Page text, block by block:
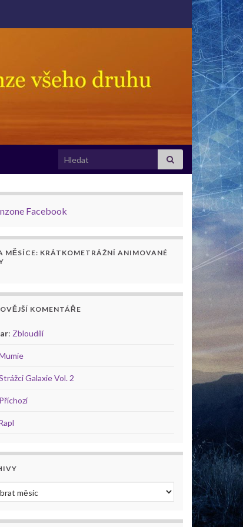
Search for:
Facebook
MĚSÍCE: KRÁTKOMETRÁŽNÍ ANIMOVANÉ
KOMENTÁŘE
: Zbloudilí
Galaxie Vol. 2
Příchozí